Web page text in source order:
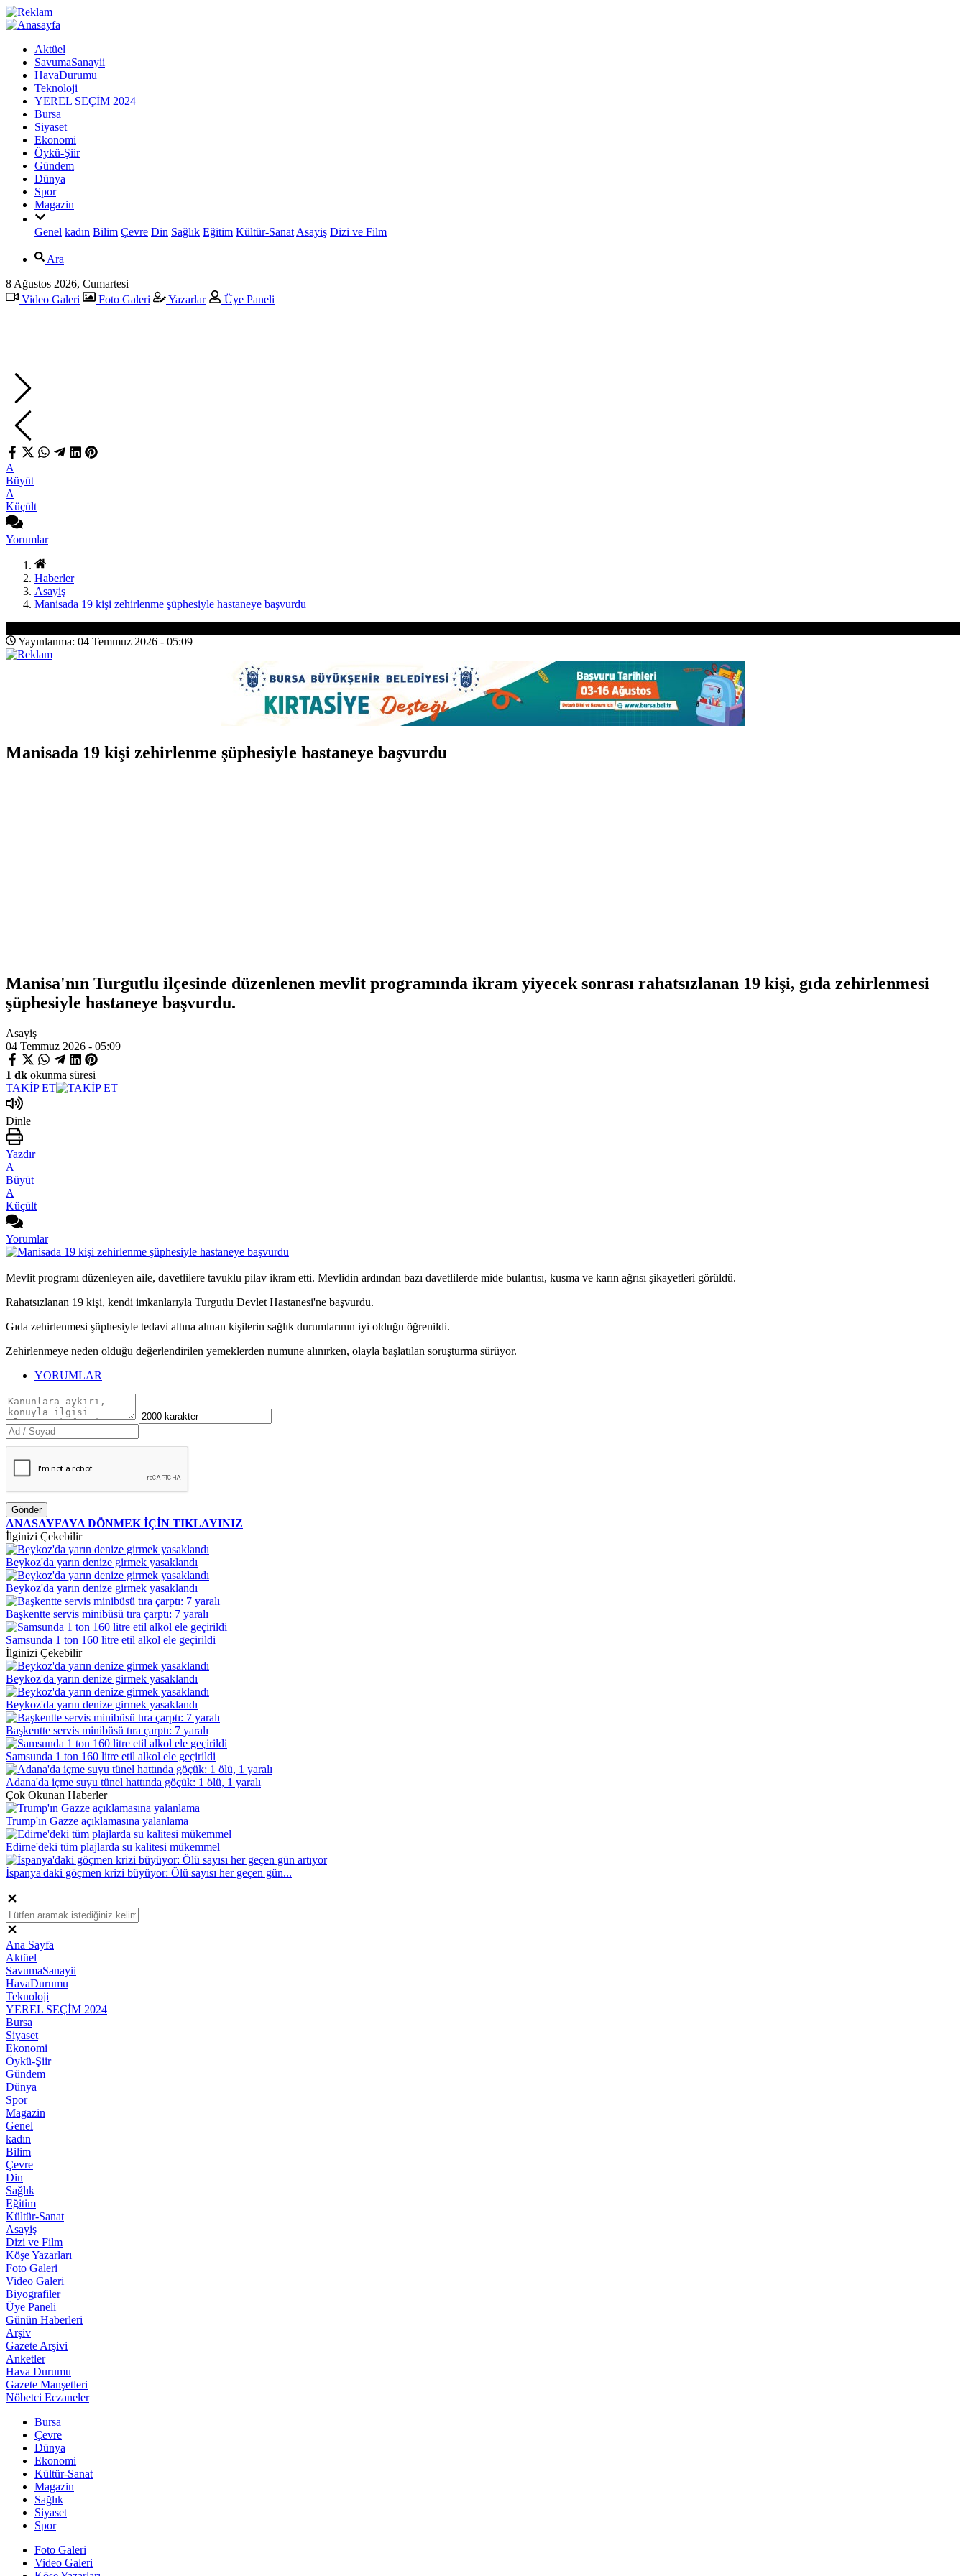
Aktüel
SavumaSanayii
HavaDurumu
Teknoloji
YEREL SEÇİM 2024
Bursa
Siyaset
Ekonomi
Öykü-Şiir
Gündem
Dünya
Spor
Magazin
Genel kadın Bilim Çevre Din Sağlık Eğitim Kültür-Sanat Asayiş Dizi ve Film
Ara
8 Ağustos 2026, Cumartesi
Video Galeri
Foto Galeri Yazarlar Üye Paneli
A
Büyüt
A
Küçült
Yorumlar
Haberler
Asayiş
Manisada 19 kişi zehirlenme şüphesiyle hastaneye başvurdu
Yayınlanma: 04 Temmuz 2026 - 05:09
Manisada 19 kişi zehirlenme şüphesiyle hastaneye başvurdu
Manisa'nın Turgutlu ilçesinde düzenlenen mevlit programında ikram yiyecek sonrası rahatsızlanan 19 kişi, gıda zehirlenmesi
şüphesiyle hastaneye başvurdu.
Asayiş
04 Temmuz 2026 - 05:09
1 dk okunma süresi
TAKİP ET
Dinle
Yazdır
A
Büyüt
A
Küçült
Yorumlar
Mevlit programı düzenleyen aile, davetlilere tavuklu pilav ikram etti. Mevlidin ardından bazı davetlilerde mide bulantısı, kusma ve karın ağrısı şikayetleri görüldü.
Rahatsızlanan 19 kişi, kendi imkanlarıyla Turgutlu Devlet Hastanesi'ne başvurdu.
Gıda zehirlenmesi şüphesiyle tedavi altına alınan kişilerin sağlık durumlarının iyi olduğu öğrenildi.
Zehirlenmeye neden olduğu değerlendirilen yemeklerden numune alınırken, olayla başlatılan soruşturma sürüyor.
YORUMLAR
Gönder
ANASAYFAYA DÖNMEK İÇİN TIKLAYINIZ
İlginizi Çekebilir
Beykoz'da yarın denize girmek yasaklandı
Beykoz'da yarın denize girmek yasaklandı
Başkentte servis minibüsü tıra çarptı: 7 yaralı
Samsunda 1 ton 160 litre etil alkol ele geçirildi
İlginizi Çekebilir
Beykoz'da yarın denize girmek yasaklandı
Beykoz'da yarın denize girmek yasaklandı
Başkentte servis minibüsü tıra çarptı: 7 yaralı
Samsunda 1 ton 160 litre etil alkol ele geçirildi
Adana'da içme suyu tünel hattında göçük: 1 ölü, 1 yaralı
Çok Okunan Haberler
Trump'ın Gazze açıklamasına yalanlama
Edirne'deki tüm plajlarda su kalitesi mükemmel
İspanya'daki göçmen krizi büyüyor: Ölü sayısı her geçen gün...
Ana Sayfa
Aktüel
SavumaSanayii
HavaDurumu
Teknoloji
YEREL SEÇİM 2024
Bursa
Siyaset
Ekonomi
Öykü-Şiir
Gündem
Dünya
Spor
Magazin
Genel
kadın
Bilim
Çevre
Din
Sağlık
Eğitim
Kültür-Sanat
Asayiş
Dizi ve Film
Köşe Yazarları
Foto Galeri
Video Galeri
Biyografiler
Üye Paneli
Günün Haberleri
Arşiv
Gazete Arşivi
Anketler
Hava Durumu
Gazete Manşetleri
Nöbetci Eczaneler
Bursa
Çevre
Dünya
Ekonomi
Kültür-Sanat
Magazin
Sağlık
Siyaset
Spor
Foto Galeri
Video Galeri